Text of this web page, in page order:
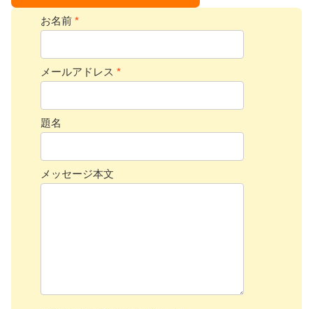
お名前 *
メールアドレス *
題名
メッセージ本文